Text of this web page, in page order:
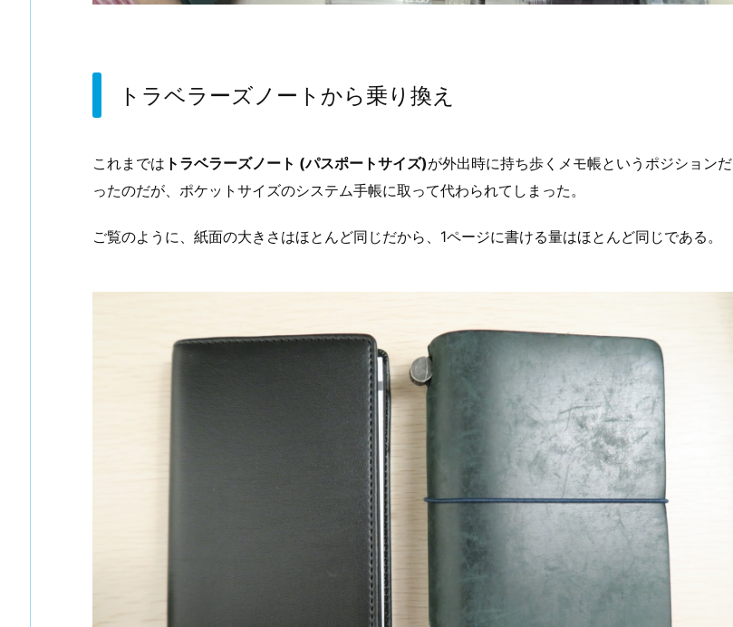
トラベラーズノートから乗り換え
これまでは トラベラーズノート (パスポートサイズ)が外出時に持ち歩くメモ帳というポジションだ
ったのだが、ポケットサイズのシステム手帳に取って代わられてしまった。
ご覧のように、紙面の大きさはほとんど同じだから、1ページに書ける量はほとんど同じである。